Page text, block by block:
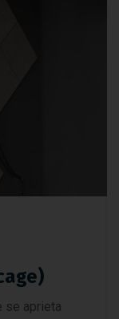
se aprieta